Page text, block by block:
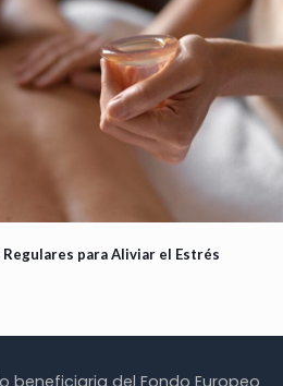
para Aliviar el Estrés